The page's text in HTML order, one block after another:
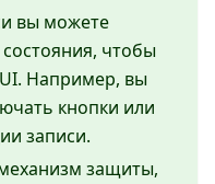
вы можете
чтобы
Например, вы
кнопки или
записи.
защиты,